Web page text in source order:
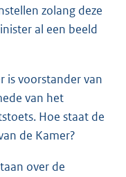
zolang deze
al een beeld
is voorstander van
van het
Hoe staat de
de Kamer?
over de